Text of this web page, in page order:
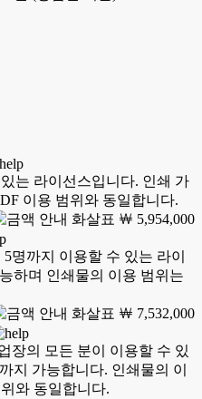
는 라이선스입니다. 인쇄 가
이용 범위와 동일합니다.
￦ 5,954,000
명까지 이용할 수 있는 라이
하며 인쇄물의 이용 범위는
￦ 7,532,000
장의 모든 분이 이용할 수 있
지 가능합니다. 인쇄물의 이
와 동일합니다.